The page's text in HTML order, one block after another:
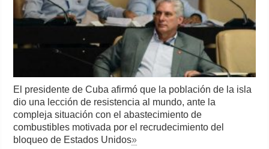
El presidente de Cuba afirmó que la población de la isla
dio una lección de resistencia al mundo, ante la
compleja situación con el abastecimiento de
combustibles motivada por el recrudecimiento del
bloqueo de Estados Unidos»